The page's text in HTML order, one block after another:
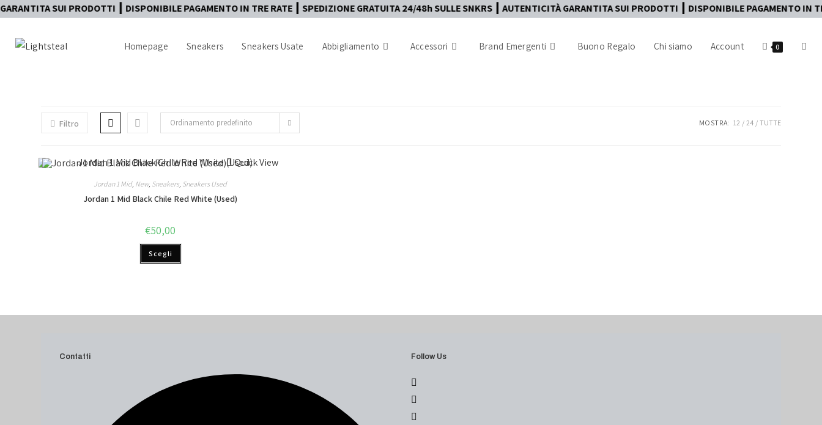
PRODOTTI ┃ DISPONIBILE PAGAMENTO IN TRE RATE ┃ SPEDIZIONE GRATUITA 24/48h SULLE SNKRS ┃ AUTENTICITÀ GARANTITA SUI PRODOTTI ┃ DISPONIBILE PAGAMENTO IN TRE RATE
Homepage Sneakers Sneakers Usate Abbigliamento Accessori Brand Emergenti Buono Regalo Chi siamo Account 0
Filtro Ordinamento predefinito MOSTRA: 12 24 TUTTE
Quick View
Jordan 1 Mid, New, Sneakers, Sneakers Used
Jordan 1 Mid Black Chile Red White (Used)
€50,00
Scegli
Contatti Follow Us